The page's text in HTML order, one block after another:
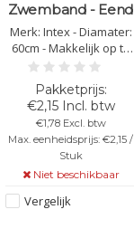
Zwemband - Eend
Merk: Intex - Diamater:
60cm - Makkelijk op te
blazen - Materiaal: PVC
€2,15 Incl. btw
€1,78 Excl. btw
Max. eenheidsprijs: €2,15 /
Stuk
Niet beschikbaar
Vergelijk